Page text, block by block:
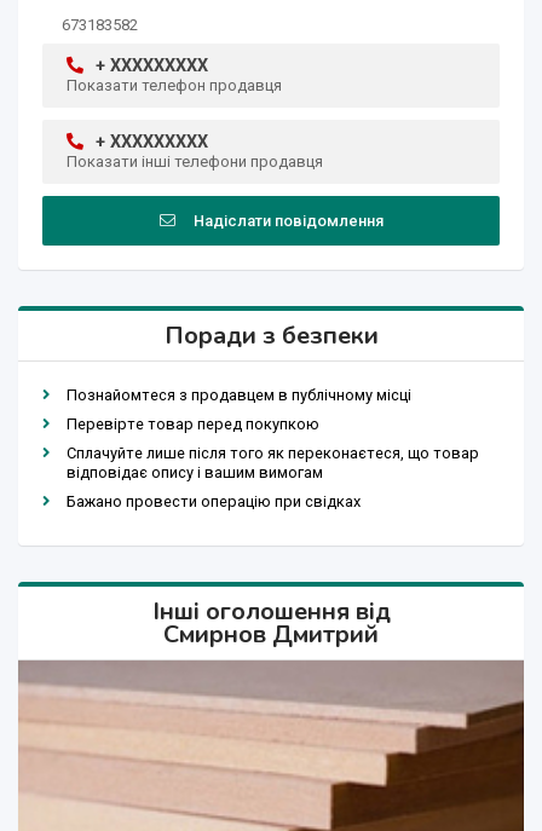
673183582
+ XXXXXXXXX
Показати телефон продавця
+ XXXXXXXXX
Показати інші телефони продавця
Надіслати повідомлення
Поради з безпеки
Познайомтеся з продавцем в публічному місці
Перевірте товар перед покупкою
Сплачуйте лише після того як переконаєтеся, що товар
відповідає опису і вашим вимогам
Бажано провести операцію при свідках
Інші оголошення від
Смирнов Дмитрий